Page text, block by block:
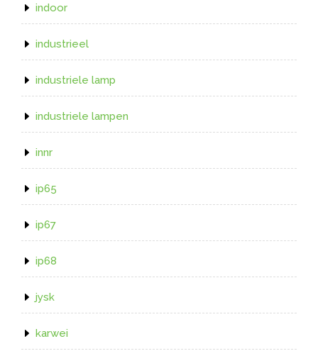
indoor
industrieel
industriele lamp
industriele lampen
innr
ip65
ip67
ip68
jysk
karwei